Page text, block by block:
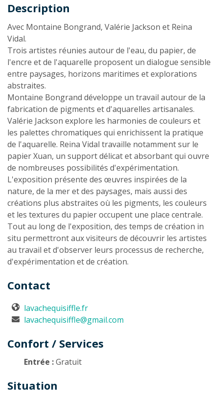
Description
Description
Avec Montaine Bongrand, Valérie Jackson et Reina
Vidal.
Trois artistes réunies autour de l'eau, du papier, de
l'encre et de l'aquarelle proposent un dialogue sensible
entre paysages, horizons maritimes et explorations
abstraites.
Montaine Bongrand développe un travail autour de la
fabrication de pigments et d'aquarelles artisanales.
Valérie Jackson explore les harmonies de couleurs et
les palettes chromatiques qui enrichissent la pratique
de l'aquarelle. Reina Vidal travaille notamment sur le
papier Xuan, un support délicat et absorbant qui ouvre
de nombreuses possibilités d'expérimentation.
L'exposition présente des œuvres inspirées de la
nature, de la mer et des paysages, mais aussi des
créations plus abstraites où les pigments, les couleurs
et les textures du papier occupent une place centrale.
Tout au long de l'exposition, des temps de création in
situ permettront aux visiteurs de découvrir les artistes
au travail et d'observer leurs processus de recherche,
d'expérimentation et de création.
Contact
lavachequisiffle.fr
lavachequisiffle@gmail.com
Confort / Services
Entrée :Gratuit
Situation